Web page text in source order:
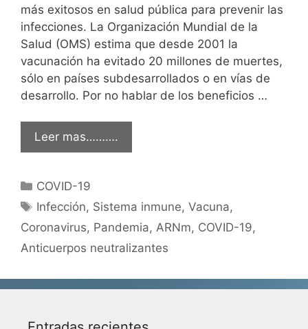
más exitosos en salud pública para prevenir las
infecciones. La Organización Mundial de la
Salud (OMS) estima que desde 2001 la
vacunación ha evitado 20 millones de muertes,
sólo en países subdesarrollados o en vías de
desarrollo. Por no hablar de los beneficios …
Leer mas……….
Categorías
COVID-19
Etiquetas
Infección, Sistema inmune,Vacuna,
Coronavirus, Pandemia, ARNm, COVID-19,
Anticuerpos neutralizantes